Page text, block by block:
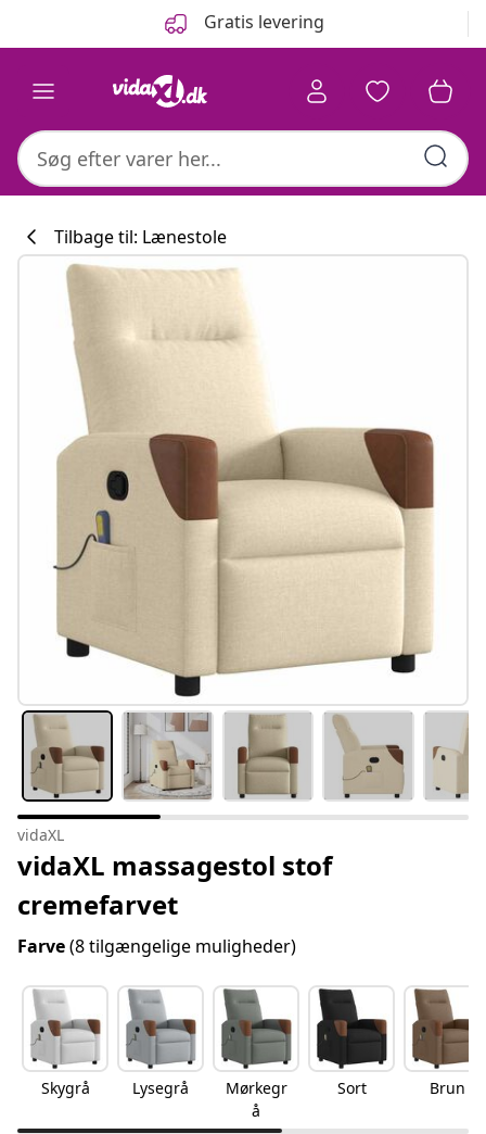
Gratis levering
Tilbage til: Lænestole
vidaXL
vidaXL massagestol stof
cremefarvet
Farve(8 tilgængelige muligheder)
Skygrå Lysegrå
Mørkegr
å
Sort Brun